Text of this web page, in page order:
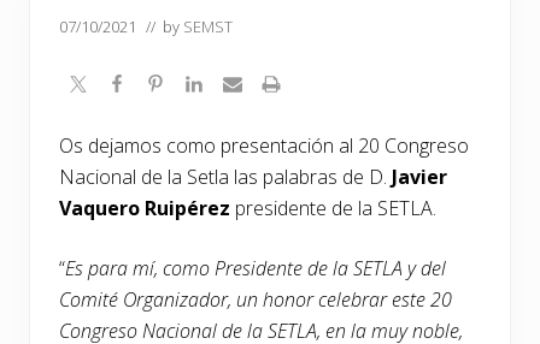
07/10/2021 // by SEMST
Os dejamos como presentación al 20 Congreso
Nacional de la Setla las palabras de D. Javier
Vaquero Ruipérez presidente de la SETLA.
“Es para mí, como Presidente de la SETLA y del
Comité Organizador, un honor celebrar este 20
Congreso Nacional de la SETLA, en la muy noble,